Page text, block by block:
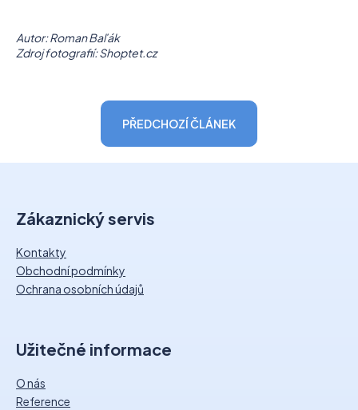
Autor: Roman Baľák
Zdroj fotografií: Shoptet.cz
PŘEDCHOZÍ ČLÁNEK
Zákaznický servis
Kontakty
Obchodní podmínky
Ochrana osobních údajů
Užitečné informace
O nás
Reference